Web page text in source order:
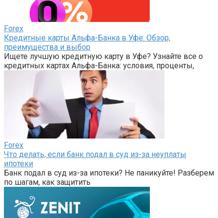
Forex
Кредитные карты Альфа-Банка в Уфе: Обзор,
преимущества и выбор
Ищете лучшую кредитную карту в Уфе? Узнайте все о
кредитных картах Альфа-Банка: условия, проценты,
Forex
Что делать, если банк подал в суд из-за неуплаты
ипотеки
Банк подал в суд из-за ипотеки? Не паникуйте! Разберем
по шагам, как защитить